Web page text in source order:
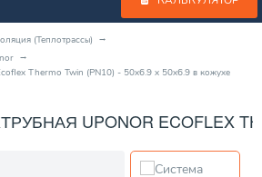
(Теплотрассы)
Thermo Twin (PN10) - 50x6.9 x 50x6.9 в кожухе
UPONOR ECOFLEX